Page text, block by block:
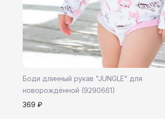
Боди длинный рукав "JUNGLE" для
новорождённой (9290661)
369 ₽
62